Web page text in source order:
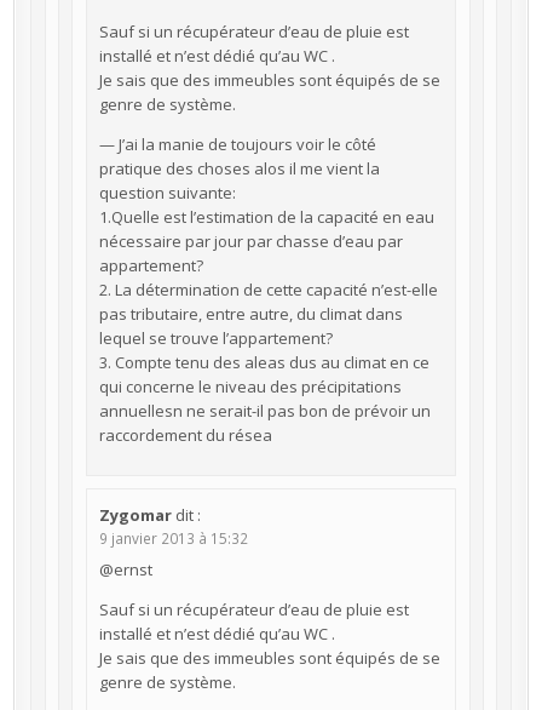
Sauf si un récupérateur d’eau de pluie est
installé et n’est dédié qu’au WC .
Je sais que des immeubles sont équipés de se
genre de système.
— J’ai la manie de toujours voir le côté
pratique des choses alos il me vient la
question suivante:
1.Quelle est l’estimation de la capacité en eau
nécessaire par jour par chasse d’eau par
appartement?
2. La détermination de cette capacité n’est-elle
pas tributaire, entre autre, du climat dans
lequel se trouve l’appartement?
3. Compte tenu des aleas dus au climat en ce
qui concerne le niveau des précipitations
annuellesn ne serait-il pas bon de prévoir un
raccordement du résea
Zygomar dit :
9 janvier 2013 à 15:32
@ernst
Sauf si un récupérateur d’eau de pluie est
installé et n’est dédié qu’au WC .
Je sais que des immeubles sont équipés de se
genre de système.